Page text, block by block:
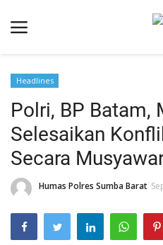
Redaksi
Lantas
Giat Ops
Headlines
Polri, BP Batam,
Selesaikan
Secara
Humas Polres Sumba Barat